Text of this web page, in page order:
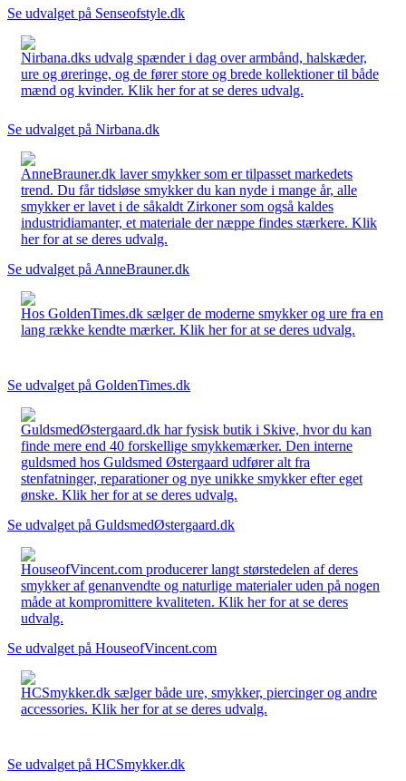
Se udvalget på Senseofstyle.dk
Nirbana.dks udvalg spænder i dag over armbånd, halskæder,
ure og øreringe, og de fører store og brede kollektioner til både
mænd og kvinder. Klik her for at se deres udvalg.
Se udvalget på Nirbana.dk
AnneBrauner.dk laver smykker som er tilpasset markedets
trend. Du får tidsløse smykker du kan nyde i mange år, alle
smykker er lavet i de såkaldt Zirkoner som også kaldes
industridiamanter, et materiale der næppe findes stærkere. Klik
her for at se deres udvalg.
Se udvalget på AnneBrauner.dk
Hos GoldenTimes.dk sælger de moderne smykker og ure fra en
lang række kendte mærker. Klik her for at se deres udvalg.
Se udvalget på GoldenTimes.dk
GuldsmedØstergaard.dk har fysisk butik i Skive, hvor du kan
finde mere end 40 forskellige smykkemærker. Den interne
guldsmed hos Guldsmed Østergaard udfører alt fra
stenfatninger, reparationer og nye unikke smykker efter eget
ønske. Klik her for at se deres udvalg.
Se udvalget på GuldsmedØstergaard.dk
HouseofVincent.com producerer langt størstedelen af deres
smykker af genanvendte og naturlige materialer uden på nogen
måde at kompromittere kvaliteten. Klik her for at se deres
udvalg.
Se udvalget på HouseofVincent.com
HCSmykker.dk sælger både ure, smykker, piercinger og andre
accessories. Klik her for at se deres udvalg.
Se udvalget på HCSmykker.dk